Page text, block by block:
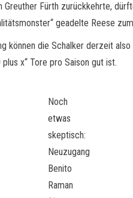
Fürth zurückkehrte,
geadelte Reese
können die Schalker derzeit
x“ Tore pro Saison gut ist.
Noch
etwas
skeptisch:
Neuzugang
Benito
Raman